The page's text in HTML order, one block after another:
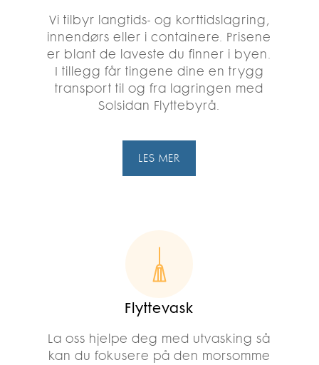
Vi tilbyr langtids- og korttidslagring,
innendørs eller i containere. Prisene
er blant de laveste du finner i byen.
I tillegg får tingene dine en trygg
transport til og fra lagringen med
Solsidan Flyttebyrå.
LES MER
Flyttevask
La oss hjelpe deg med utvasking så
kan du fokusere på den morsomme